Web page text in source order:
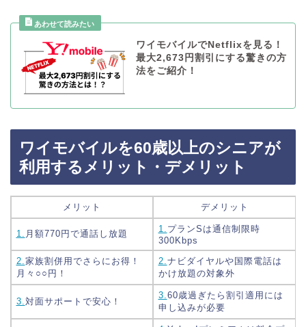
ワイモバイルでNetflixを見る！
最大2,673円割引にする驚きの方
法をご紹介！
ワイモバイルを60歳以上のシニアが
利用するメリット・デメリット
メリット デメリット
1. 月額770円で通話し放題 1. プランSは通信制限時
300Kbps
2.家族割併用でさらにお得！
月々○○円！
2.ナビダイヤルや国際電話は
かけ放題の対象外
3.対面サポートで安心！
3.60歳過ぎたら割引適用には
申し込みが必要